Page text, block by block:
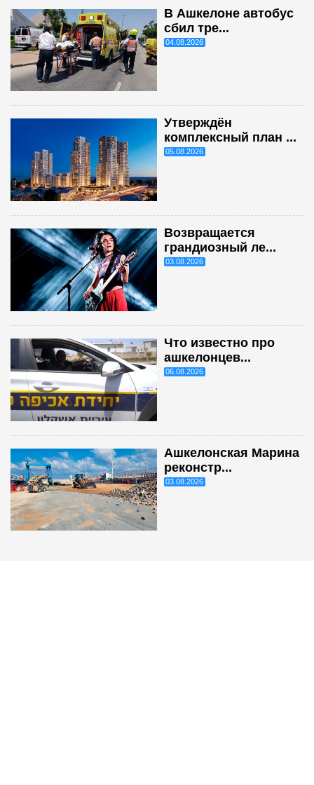
В Ашкелоне автобус
сбил тре...
04.08.2026
Утверждён
комплексный план ...
05.08.2026
Возвращается
грандиозный ле...
03.08.2026
Что известно про
ашкелонцев...
06.08.2026
Ашкелонская Марина
реконстр...
03.08.2026